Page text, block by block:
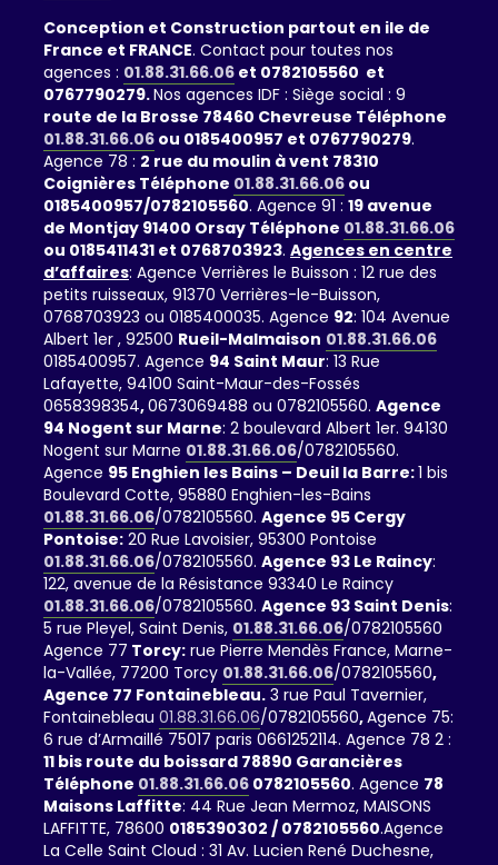
Conception et Construction partout en ile de
France et FRANCE. Contact pour toutes nos
agences : 01.88.31.66.06 et 0782105560 et
0767790279.Nos agences IDF : Siège social : 9
route de la Brosse 78460 Chevreuse Téléphone
01.88.31.66.06 ou 0185400957 et 0767790279.
Agence 78 : 2 rue du moulin à vent 78310
Coignières Téléphone 01.88.31.66.06 ou
0185400957/0782105560. Agence 91 : 19 avenue
de Montjay 91400 Orsay Téléphone 01.88.31.66.06
ou 0185411431 et 0768703923. Agences en centre
d’affaires: Agence Verrières le Buisson : 12 rue des
petits ruisseaux, 91370 Verrières-le-Buisson,
0768703923 ou 0185400035. Agence 92: 104 Avenue
Albert 1er , 92500 Rueil-Malmaison 01.88.31.66.06
0185400957. Agence 94 Saint Maur: 13 Rue
Lafayette, 94100 Saint-Maur-des-Fossés
0658398354,0673069488 ou 0782105560. Agence
94 Nogent sur Marne: 2 boulevard Albert 1er. 94130
Nogent sur Marne 01.88.31.66.06/0782105560.
Agence 95 Enghien les Bains – Deuil la Barre:1 bis
Boulevard Cotte, 95880 Enghien-les-Bains
01.88.31.66.06/0782105560. Agence 95 Cergy
Pontoise: 20 Rue Lavoisier, 95300 Pontoise
01.88.31.66.06/0782105560. Agence 93 Le Raincy:
122, avenue de la Résistance 93340 Le Raincy
01.88.31.66.06/0782105560. Agence 93 Saint Denis:
5 rue Pleyel, Saint Denis, 01.88.31.66.06/0782105560
Agence 77 Torcy: rue Pierre Mendès France, Marne-
la-Vallée, 77200 Torcy 01.88.31.66.06/0782105560,
Agence 77 Fontainebleau. 3 rue Paul Tavernier,
Fontainebleau 01.88.31.66.06/0782105560,Agence 75:
6 rue d’Armaillé 75017 paris 0661252114. Agence 78 2 :
11 bis route du boissard 78890 Garancières
Téléphone 01.88.31.66.06 0782105560. Agence 78
Maisons Laffitte: 44 Rue Jean Mermoz, MAISONS
LAFFITTE, 78600 0185390302 / 0782105560.Agence
La Celle Saint Cloud : 31 Av. Lucien René Duchesne,